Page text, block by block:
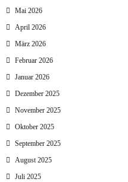
Mai 2026
April 2026
März 2026
Februar 2026
Januar 2026
Dezember 2025
November 2025
Oktober 2025
September 2025
August 2025
Juli 2025